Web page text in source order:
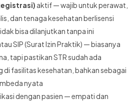
aktif — wajib untuk perawat,
dan tenaga kesehatan berlisensi
bisa dilanjutkan tanpa ini
SIP (Surat Izin Praktik) — biasanya
tapi pastikan STR sudah ada
di fasilitas kesehatan, bahkan sebagai
nyata
dengan pasien — empati dan